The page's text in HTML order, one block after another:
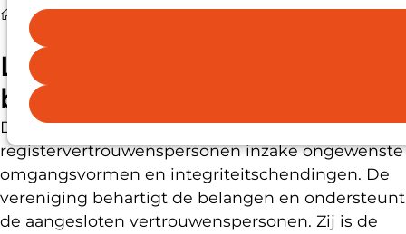
Nieuws LVV zoekt nieuwe bestuursvoorzitter
LVV zoekt nieuwe
bestuursvoorzitter
De LVV is dé beroepsvereniging van
registervertrouwenspersonen inzake ongewenste
omgangsvormen en integriteitschendingen. De
vereniging behartigt de belangen en ondersteunt
de aangesloten vertrouwenspersonen. Zij is de